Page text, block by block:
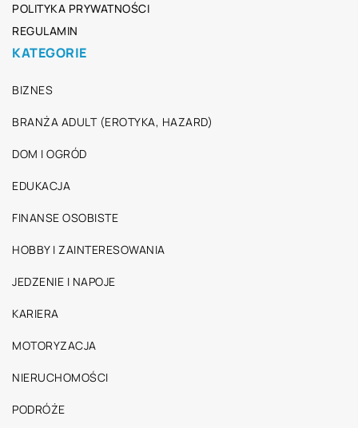
POLITYKA PRYWATNOŚCI
REGULAMIN
KATEGORIE
BIZNES
BRANŻA ADULT (EROTYKA, HAZARD)
DOM I OGRÓD
EDUKACJA
FINANSE OSOBISTE
HOBBY I ZAINTERESOWANIA
JEDZENIE I NAPOJE
KARIERA
MOTORYZACJA
NIERUCHOMOŚCI
PODRÓŻE